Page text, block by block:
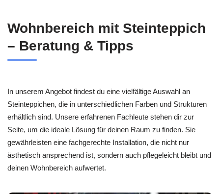
Wohnbereich mit Steinteppich
– Beratung & Tipps
In unserem Angebot findest du eine vielfältige Auswahl an
Steinteppichen, die in unterschiedlichen Farben und Strukturen
erhältlich sind. Unsere erfahrenen Fachleute stehen dir zur
Seite, um die ideale Lösung für deinen Raum zu finden. Sie
gewährleisten eine fachgerechte Installation, die nicht nur
ästhetisch ansprechend ist, sondern auch pflegeleicht bleibt und
deinen Wohnbereich aufwertet.